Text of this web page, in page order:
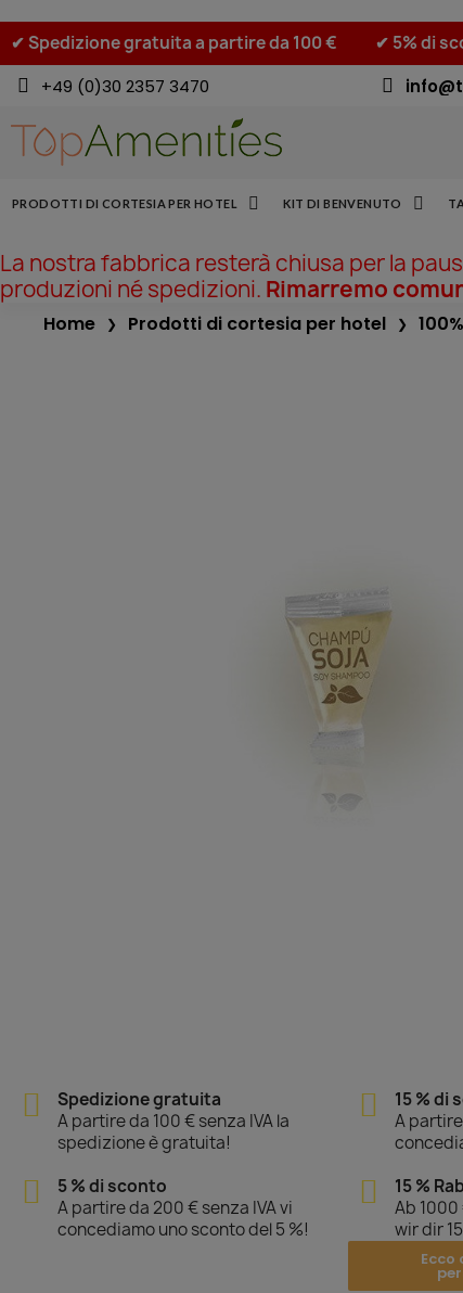
✔ Spedizione gratuita a partire da 100 € ✔ 5% di
+49 (0)30 2357 3470
PRODOTTI DI CORTESIA PER HOTEL KIT DI BENVENUTO
La nostra fabbrica resterà chiusa per la
produzioni né spedizioni. Rimarremo
Home Prodotti di cortesia per hotel
Spedizione gratuita
A partire da 100 € senza IVA la
spedizione è gratuita!
5 % di sconto
A partire da 200 € senza IVA vi
concediamo uno sconto del 5 %!
15 % di
A
15 %
Ab
wir dir
Ecco